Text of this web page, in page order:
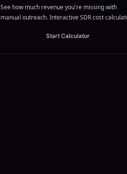
See how much revenue you're missing with
manual outreach. Interactive SDR cost
Start Calculator